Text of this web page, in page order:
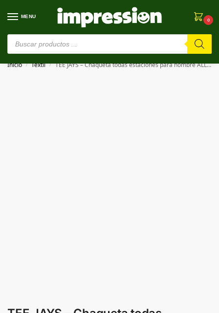
MENU
0
⚠️ Estamos en pruebas. Si algo falla, ¡Perdón!⚠️
Inicio / Textil / TEE JAYS – Chaqueta todas estaciones para hombre ALL WEATHER JACKET